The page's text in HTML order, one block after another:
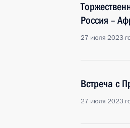
Россия –
27 июля 2023
Встреча с
27 июля 2023